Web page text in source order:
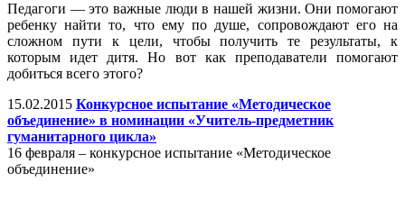
Педагоги — это важные люди в нашей жизни. Они помогают
ребенку найти то, что ему по душе, сопровождают его на
сложном пути к цели, чтобы получить те результаты, к
которым идет дитя. Но вот как преподаватели помогают
добиться всего этого?
15.02.2015 Конкурсное испытание «Методическое
объединение» в номинации «Учитель-предметник
гуманитарного цикла»
16 февраля – конкурсное испытание «Методическое
объединение»